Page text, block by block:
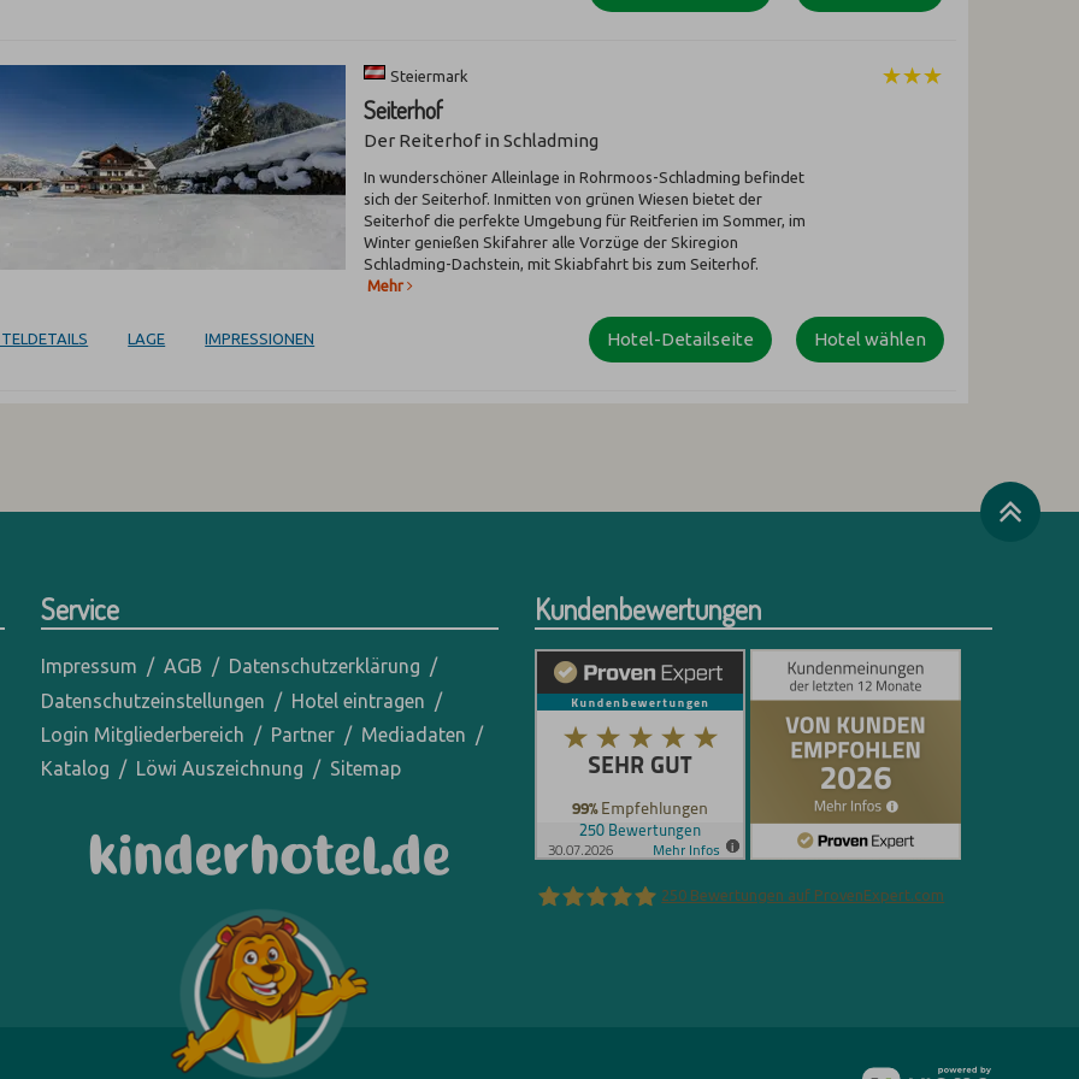
Steiermark
Seiterhof
Der Reiterhof in Schladming
In wunderschöner Alleinlage in Rohrmoos-Schladming befindet
sich der Seiterhof. Inmitten von grünen Wiesen bietet der
Seiterhof die perfekte Umgebung für Reitferien im Sommer, im
Winter genießen Skifahrer alle Vorzüge der Skiregion
Schladming-Dachstein, mit Skiabfahrt bis zum Seiterhof.
Mehr
Hotel wählen
Hotel-Detailseite
LAGE IMPRESSIONEN
Service
Impressum AGB
Datenschutzerklärung
Datenschutzeinstellungen
Hotel eintragen
Login Mitgliederbereich
Partner
Mediadaten
Katalog
Löwi Auszeichnung Sitemap
Kundenbewertungen
250 Bewertungen auf ProvenExpert.com